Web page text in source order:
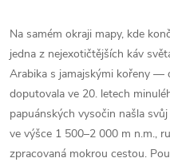
Na samém okraji mapy, kde
jedna z nejexotičtějších káv
Arabika s jamajskými kořeny —
doputovala ve 20. letech
papuánských vysočin našla
ve výšce 1 500–2 000 m n.m.,
zpracovaná mokrou cestou.